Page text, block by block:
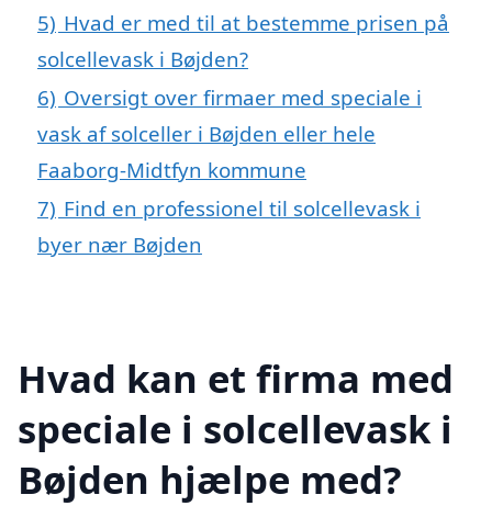
5) Hvad er med til at bestemme prisen på
solcellevask i Bøjden?
6) Oversigt over firmaer med speciale i
vask af solceller i Bøjden eller hele
Faaborg-Midtfyn kommune
7) Find en professionel til solcellevask i
byer nær Bøjden
Hvad kan et firma med
speciale i solcellevask i
Bøjden hjælpe med?